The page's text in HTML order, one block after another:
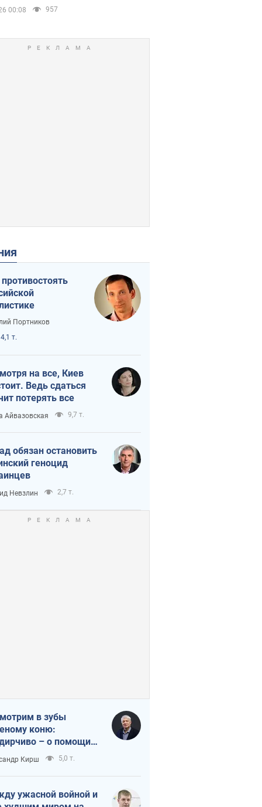
00:08 957
Портников
т.
на все, Киев
Ведь сдаться
потерять все
Айвазовская 9,7 т.
обязан остановить
геноцид
Невзлин 2,7 т.
в зубы
коню:
– о помощи
Кирш 5,0 т.
ужасной войной и